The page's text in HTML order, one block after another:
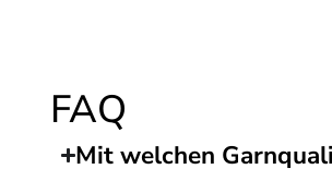
FAQ
Mit welchen